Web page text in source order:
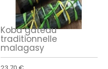
Koba gâteau
traditionnelle
malagasy